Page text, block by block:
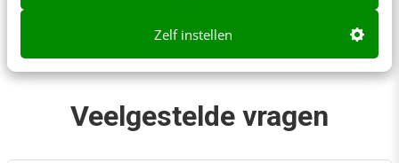
Zelf instellen
Veelgestelde vragen